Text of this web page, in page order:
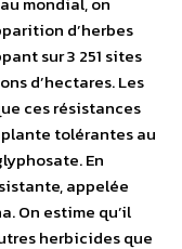
d’herbes
sur 3 251 sites
d’hectares. Les
ces résistances
tolérantes au
En
appelée
On estime qu’il
herbicides que